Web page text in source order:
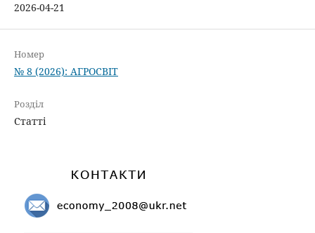
2026-04-21
Номер
№ 8 (2026): АГРОСВІТ
Розділ
Статті